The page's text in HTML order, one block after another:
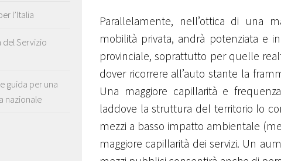
Parallelamente, nell’ottica di una
mobilità privata, andrà potenziata e
provinciale, soprattutto per quelle
dover ricorrere all’auto stante la
Una maggiore capillarità e
laddove la struttura del territorio lo
mezzi a basso impatto ambientale
maggiore capillarità dei servizi. Un
l’Italia
del Servizio
guida per una
nazionale